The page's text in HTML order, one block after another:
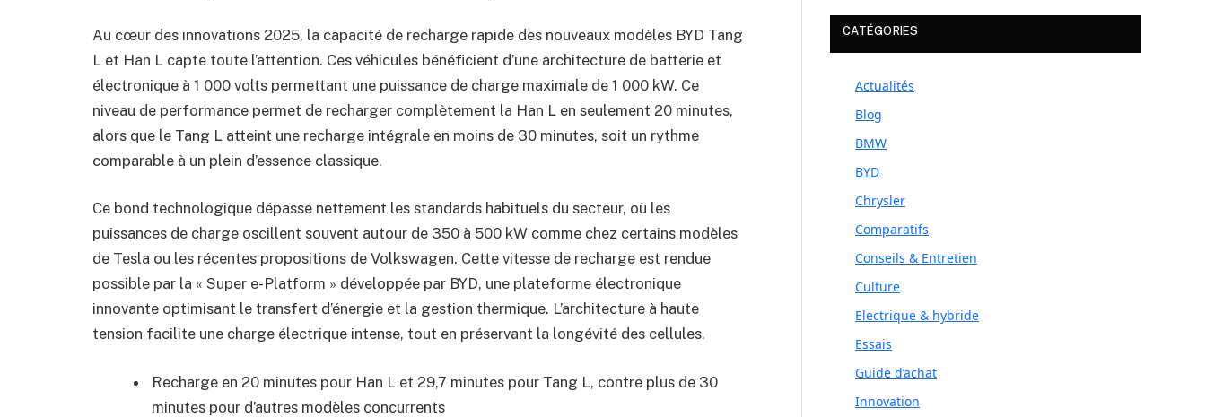
Au cœur des innovations 2025, la capacité de recharge rapide des nouveaux modèles BYD Tang
L et Han L capte toute l’attention. Ces véhicules bénéficient d’une architecture de batterie et
électronique à 1 000 volts permettant une puissance de charge maximale de 1 000 kW. Ce
niveau de performance permet de recharger complètement la Han L en seulement 20 minutes,
alors que le Tang L atteint une recharge intégrale en moins de 30 minutes, soit un rythme
comparable à un plein d’essence classique.
Ce bond technologique dépasse nettement les standards habituels du secteur, où les
puissances de charge oscillent souvent autour de 350 à 500 kW comme chez certains modèles
de Tesla ou les récentes propositions de Volkswagen. Cette vitesse de recharge est rendue
possible par la « Super e-Platform » développée par BYD, une plateforme électronique
innovante optimisant le transfert d’énergie et la gestion thermique. L’architecture à haute
tension facilite une charge électrique intense, tout en préservant la longévité des cellules.
Recharge en 20 minutes pour Han L et 29,7 minutes pour Tang L, contre plus de 30
minutes pour d’autres modèles concurrents
CATÉGORIES
Actualités
Blog
BMW
BYD
Chrysler
Comparatifs
Conseils & Entretien
Culture
Electrique & hybride
Essais
Guide d’achat
Innovation